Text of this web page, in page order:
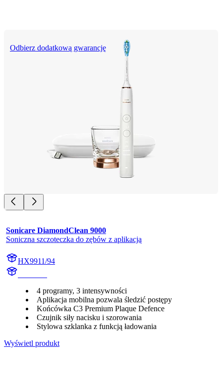
Odbierz dodatkową gwarancję
Sonicare DiamondClean 9000
Soniczna szczoteczka do zębów z aplikacją
HX9911/94
4 programy, 3 intensywności
Aplikacja mobilna pozwala śledzić postępy
Końcówka C3 Premium Plaque Defence
Czujnik siły nacisku i szorowania
Stylowa szklanka z funkcją ładowania
Wyświetl produkt